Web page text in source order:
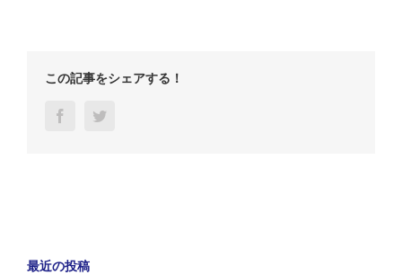
この記事をシェアする！
Facebook
最近の投稿